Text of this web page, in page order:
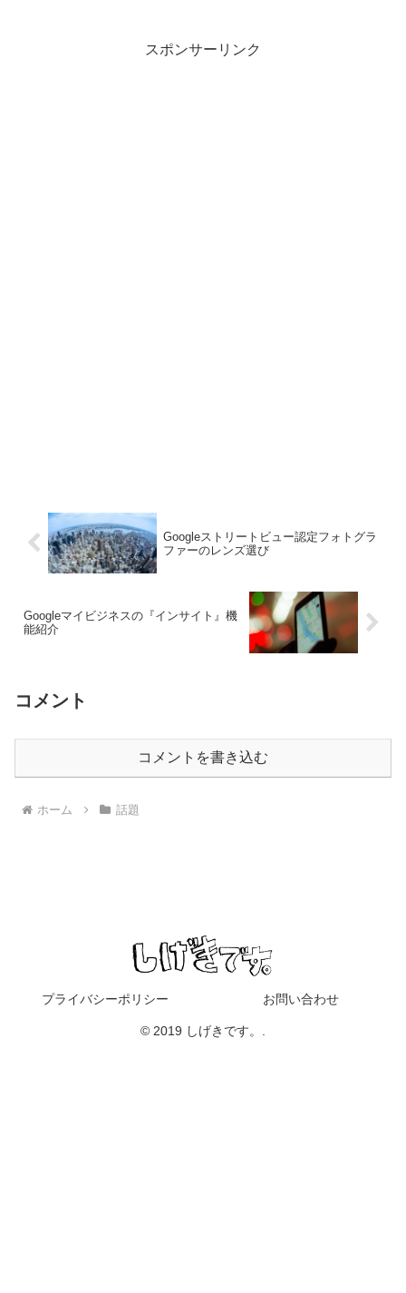
スポンサーリンク
Googleストリートビュー認定フォトグラ
ファーのレンズ選び
Googleマイビジネスの『インサイト』機
能紹介
コメント
コメントを書き込む
ホーム 話題
プライバシーポリシー お問い合わせ
© 2019 しげきです。.